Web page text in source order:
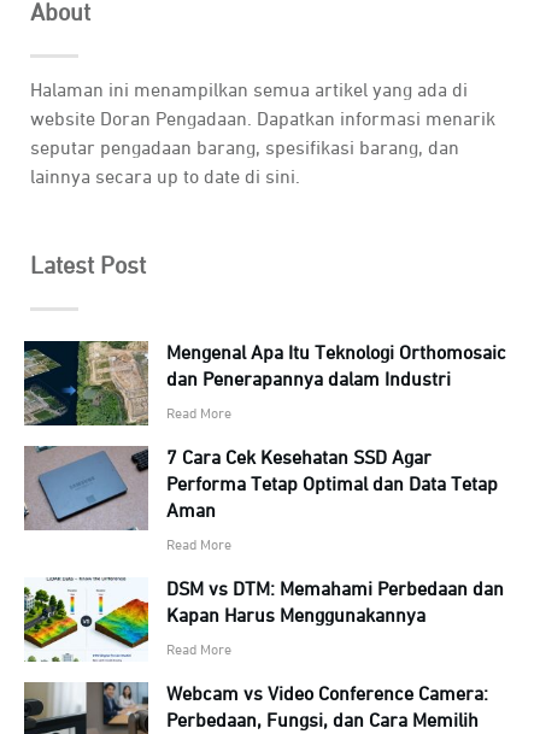
About
Halaman ini menampilkan semua artikel yang ada di
website Doran Pengadaan. Dapatkan informasi menarik
seputar pengadaan barang, spesifikasi barang, dan
lainnya secara up to date di sini.
Latest Post
Mengenal Apa Itu Teknologi Orthomosaic
dan Penerapannya dalam Industri
Read More
7 Cara Cek Kesehatan SSD Agar
Performa Tetap Optimal dan Data Tetap
Aman
Read More
DSM vs DTM: Memahami Perbedaan dan
Kapan Harus Menggunakannya
Read More
Webcam vs Video Conference Camera:
Perbedaan, Fungsi, dan Cara Memilih